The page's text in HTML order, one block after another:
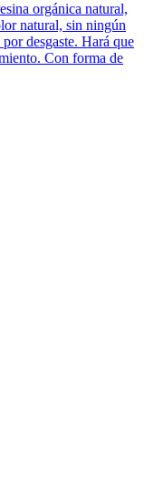
orgánica natural,
natural, sin ningún
desgaste. Hará que
Con forma de